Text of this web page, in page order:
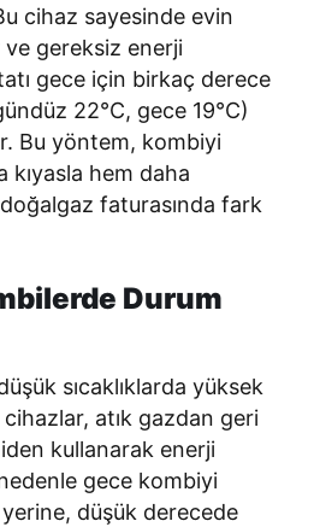
cihaz sayesinde evin
ve gereksiz enerji
gece için birkaç derece
22°C, gece 19°C)
Bu yöntem, kombiyi
hem daha
faturasında fark
Durum
sıcaklıklarda yüksek
cihazlar, atık gazdan geri
kullanarak enerji
gece kombiyi
düşük derecede